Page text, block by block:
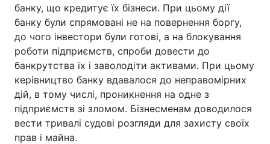
банку, що кредитує їх бізнеси. При цьому дії
банку були спрямовані не на повернення боргу,
до чого інвестори були готові, а на блокування
роботи підприємств, спроби довести до
банкрутства їх і заволодіти активами. При цьому
керівництво банку вдавалося до неправомірних
дій, в тому числі, проникнення на одне з
підприємств зі зломом. Бізнесменам доводилося
вести тривалі судові розгляди для захисту своїх
прав і майна.